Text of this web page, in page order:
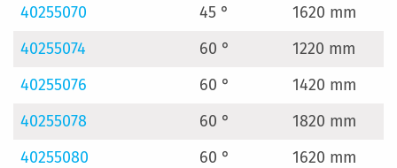
40255070
45 °
1620 mm
40255074
60 °
1220 mm
40255076
60 °
1420 mm
40255078
60 °
1820 mm
40255080
60 °
1620 mm